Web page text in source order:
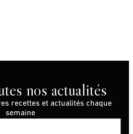
nos actualités
recettes et actualités chaque
semaine